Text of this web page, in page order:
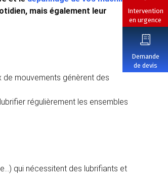
Intervention
en urgence
Demande
de devis
mais également leur
mouvements génèrent des
régulièrement les ensembles
qui nécessitent des lubrifiants et